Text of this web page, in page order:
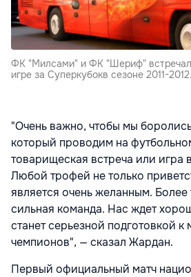
ФК "Милсами" и ФК "Шериф"
игре за Суперкубокв сезоне 2011-2012.
"Очень важно, чтобы мы
который проводим на
товарищеская встреча или игра
Любой трофей не только
является очень желанным.
сильная команда. Нас ждет
станет серьезной подготовкой к
чемпионов", — сказал Жардан.
Первый официальный матч